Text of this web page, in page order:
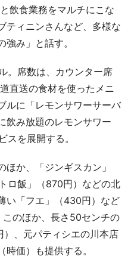
飲食業務をマルチにこな
ティニンさんなど、多様な
み」と話す。
。席数は、カウンター席
直送の食材を使ったメニ
ルに「レモンサワーサーバ
飲み放題のレモンサワー
スを展開する。
か、「ジンギスカン」
ロ飯」（870円）などの北
い「フエ」（430円）など
のほか、長さ50センチの
）、元パティシエの川本店
価）も提供する。